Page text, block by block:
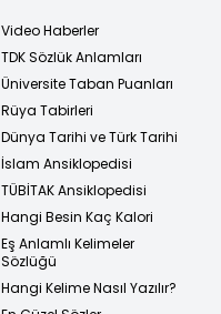
Video Haberler
TDK Sözlük Anlamları
Üniversite Taban Puanları
Rüya Tabirleri
Dünya Tarihi ve Türk Tarihi
İslam Ansiklopedisi
TÜBİTAK Ansiklopedisi
Hangi Besin Kaç Kalori
Eş Anlamlı Kelimeler
Sözlüğü
Hangi Kelime Nasıl Yazılır?